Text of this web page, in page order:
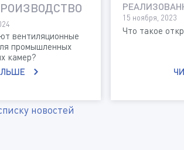
вентиляционные
промышленных
камер?
15 ноября, 2023
Что такое
новостей